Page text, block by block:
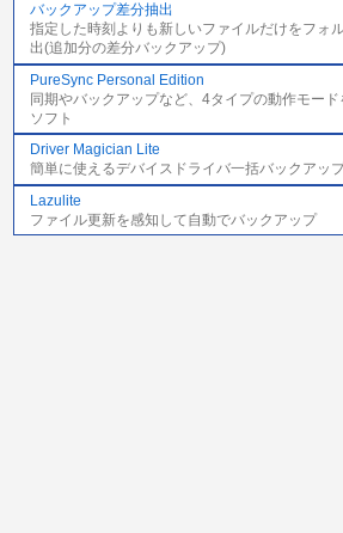
バックアップ差分抽出
指定した時刻よりも新しいファイルだけをフォ
出(追加分の差分バックアップ)
PureSync Personal Edition
同期やバックアップなど、4タイプの動作モー
ソフト
Driver Magician Lite
簡単に使えるデバイスドライバ一括バックアッ
Lazulite
ファイル更新を感知して自動でバックアップ